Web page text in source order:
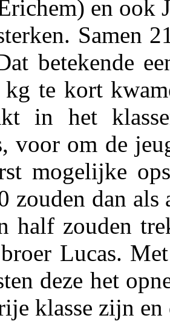
en ook
Samen
betekende
kg te kort
in het
voor om de
mogelijke
zouden dan
half zouden
Lucas.
deze het
klasse zijn